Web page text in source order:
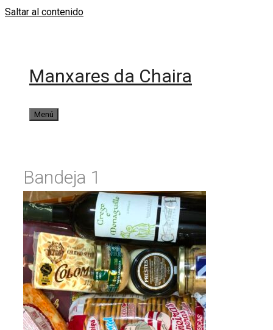
Saltar al contenido
Manxares da Chaira
Menú
Bandeja 1